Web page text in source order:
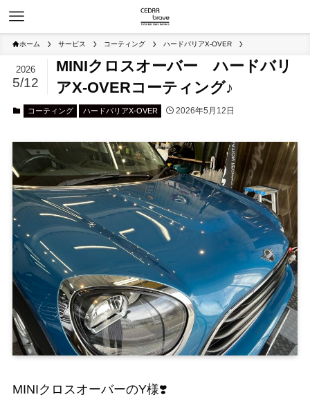
ホーム サービス コーティング ハードバリアX-OVER
MINIクロスオーバー ハードバリ
アX-OVERコーティング♪
2026
5/12
コーティング ハードバリアX-OVER 2026年5月12日
MINIクロスオーバーのY様❣️